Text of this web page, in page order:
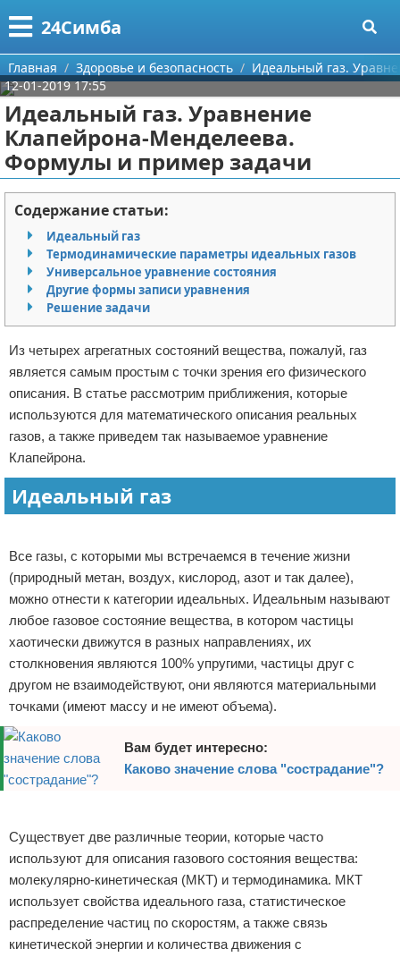
24Симба
Меню
Главная
Категории
Государство и право
Причинение вреда
Иммиграция
Здоровье и безопасность
Авторские права
Поиск
О проекте
Контакты
Сотрудничество
Размещение рекламы
Для правообладателей
Условия предоставления информации
Отказ от ответственности
Главная Здоровье и безопасность
Идеальный газ.
12-01-2019 17:55
Идеальный газ. Уравнение
Клапейрона-Менделеева.
Формулы и пример задачи
Содержание статьи:
Идеальный газ
Термодинамические параметры идеальных газов
Универсальное уравнение состояния
Другие формы записи уравнения
Решение задачи
Из четырех агрегатных состояний вещества, пожалуй, газ
является самым простым с точки зрения его физического
описания. В статье рассмотрим приближения, которые
используются для математического описания реальных
газов, а также приведем так называемое уравнение
Клапейрона.
Идеальный газ
Все газы, с которыми мы встречаемся в течение жизни
(природный метан, воздух, кислород, азот и так далее),
можно отнести к категории идеальных. Идеальным называют
любое газовое состояние вещества, в котором частицы
хаотически движутся в разных направлениях, их
столкновения являются 100% упругими, частицы друг с
другом не взаимодействуют, они являются материальными
точками (имеют массу и не имеют объема).
Вам будет интересно:
Каково значение слова "сострадание"?
Существует две различные теории, которые часто
используют для описания газового состояния вещества:
молекулярно-кинетическая (МКТ) и термодинамика. МКТ
использует свойства идеального газа, статистическое
распределение частиц по скоростям, а также связь
кинетической энергии и количества движения с